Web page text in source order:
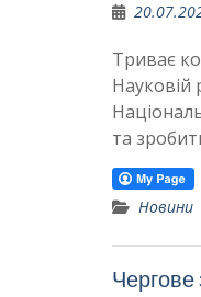
Триває
Науковій
та
Новини
Чергове